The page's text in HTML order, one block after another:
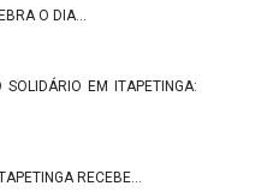
O DIA…
SOLIDÁRIO EM ITAPETINGA:
RECEBE…